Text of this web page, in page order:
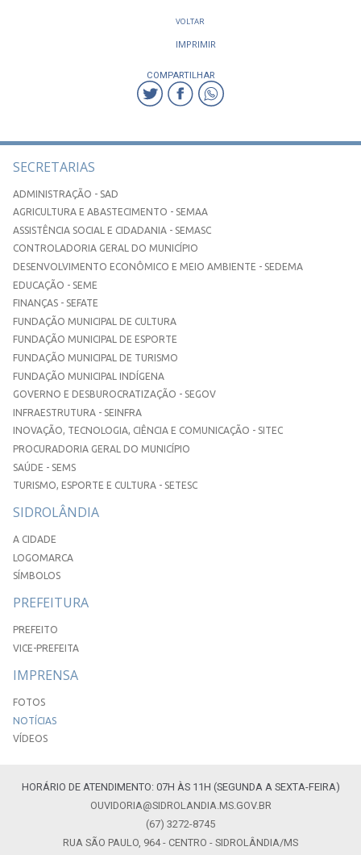
VOLTAR
IMPRIMIR
COMPARTILHAR
SECRETARIAS
ADMINISTRAÇÃO - SAD
AGRICULTURA E ABASTECIMENTO - SEMAA
ASSISTÊNCIA SOCIAL E CIDADANIA - SEMASC
CONTROLADORIA GERAL DO MUNICÍPIO
DESENVOLVIMENTO ECONÔMICO E MEIO AMBIENTE - SEDEMA
EDUCAÇÃO - SEME
FINANÇAS - SEFATE
FUNDAÇÃO MUNICIPAL DE CULTURA
FUNDAÇÃO MUNICIPAL DE ESPORTE
FUNDAÇÃO MUNICIPAL DE TURISMO
FUNDAÇÃO MUNICIPAL INDÍGENA
GOVERNO E DESBUROCRATIZAÇÃO - SEGOV
INFRAESTRUTURA - SEINFRA
INOVAÇÃO, TECNOLOGIA, CIÊNCIA E COMUNICAÇÃO - SITEC
PROCURADORIA GERAL DO MUNICÍPIO
SAÚDE - SEMS
TURISMO, ESPORTE E CULTURA - SETESC
SIDROLÂNDIA
A CIDADE
LOGOMARCA
SÍMBOLOS
PREFEITURA
PREFEITO
VICE-PREFEITA
IMPRENSA
FOTOS
NOTÍCIAS
VÍDEOS
HORÁRIO DE ATENDIMENTO: 07H ÀS 11H (SEGUNDA A SEXTA-FEIRA)
OUVIDORIA@SIDROLANDIA.MS.GOV.BR
(67) 3272-8745
RUA SÃO PAULO, 964 - CENTRO - SIDROLÂNDIA/MS